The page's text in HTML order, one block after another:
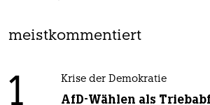
meistkommentiert
1 Krise der Demokratie
AfD-Wählen als